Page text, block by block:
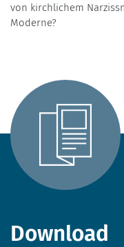
von kirchlichem
Moderne?
Download